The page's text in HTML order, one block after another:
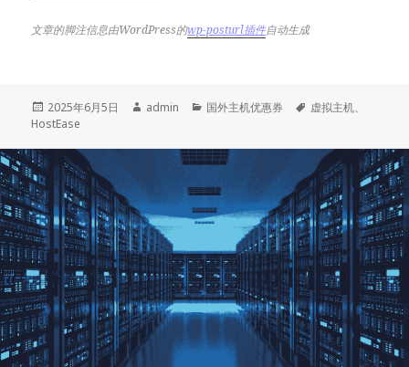
文章的脚注信息由WordPress的wp-posturl插件自动生成
发
布
2025年6月5日
作
admin
分
国外主机优惠券
标
虚拟主机、
HostEase